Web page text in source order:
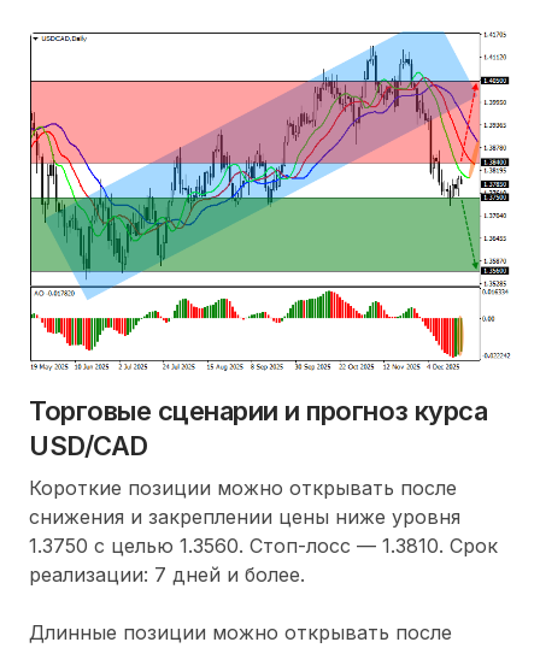
Торговые сценарии и прогноз курса
USD/CAD
Короткие позиции можно открывать после
снижения и закреплении цены ниже уровня
1.3750 с целью 1.3560. Стоп-лосс — 1.3810. Срок
реализации: 7 дней и более.
Длинные позиции можно открывать после